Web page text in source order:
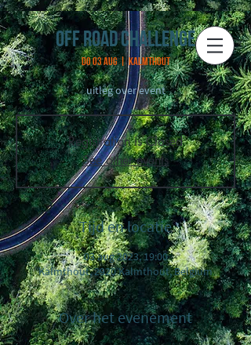
Off road challenge
do 03 aug
  |
Kalmthout
uitleg over event
Registration is Closed
See other events
Tijd en locatie
03 aug 2023, 19:00
Kalmthout, 2920 Kalmthout, Belgium
Over het evenement